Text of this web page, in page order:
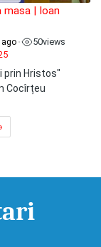
masa | Ioan
• 50views
prin Hristos"
Cocîrțeu